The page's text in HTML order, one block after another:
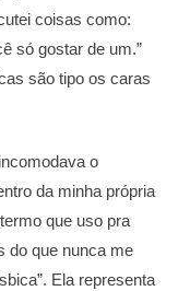
coisas como:
só gostar de um.”
são tipo os caras
o
da minha própria
que uso pra
do que nunca me
Ela representa